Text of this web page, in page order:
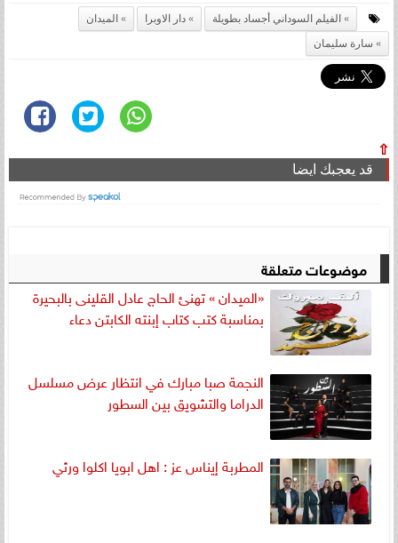
الفيلم السوداني أجساد بطويلة دار الاوبرا
الميدان
سارة سليمان
⇧
قد يعجبك ايضا
موضوعات متعلقة
«الميدان » تهنئ الحاج عادل القلينى بالبحيرة
بمناسبة كتب كتاب إبنته الكابتن دعاء
النجمة صبا مبارك في انتظار عرض مسلسل
الدراما والتشويق بين السطور
المطربة إيناس عز : اهل ابويا اكلوا ورثي